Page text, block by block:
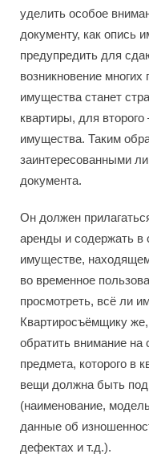
уделить особое
документу, как опись
предупредить для
возникновение
имущества станет
квартиры, для
имущества. Таким
заинтересованными
документа.
Он должен
аренды и содержать
имуществе,
во временное
просмотреть, всё ли
Квартиросъёмщику
обратить внимание на
предмета, которого в
вещи должна быть
(наименование,
данные об
дефектах и т.д.).